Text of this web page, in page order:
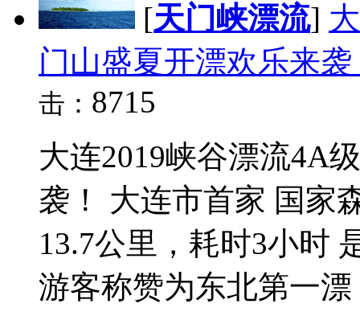
[天门峡漂流]
门山盛夏开漂欢乐来袭
击： 8715
大连2019峡谷漂流4A
袭！ 大连市首家 国家
13.7公里，耗时3小时
游客称赞为东北第一